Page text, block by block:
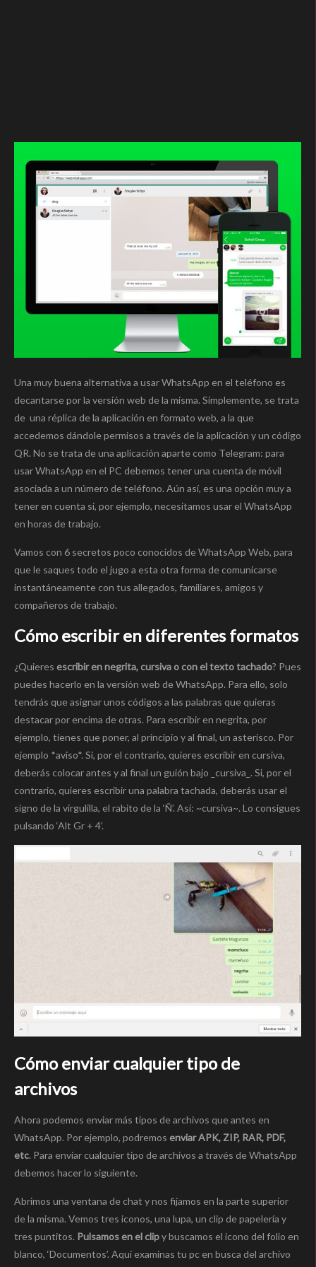
Una muy buena alternativa a usar WhatsApp en el teléfono es
decantarse por la versión web de la misma. Simplemente, se trata
de una réplica de la aplicación en formato web, a la que
accedemos dándole permisos a través de la aplicación y un código
QR. No se trata de una aplicación aparte como Telegram: para
usar WhatsApp en el PC debemos tener una cuenta de móvil
asociada a un número de teléfono. Aún así, es una opción muy a
tener en cuenta si, por ejemplo, necesitamos usar el WhatsApp
en horas de trabajo.
Vamos con 6 secretos poco conocidos de WhatsApp Web, para
que le saques todo el jugo a esta otra forma de comunicarse
instantáneamente con tus allegados, familiares, amigos y
compañeros de trabajo.
Cómo escribir en diferentes formatos
¿Quieres escribir en negrita, cursiva o con el texto tachado? Pues
puedes hacerlo en la versión web de WhatsApp. Para ello, solo
tendrás que asignar unos códigos a las palabras que quieras
destacar por encima de otras. Para escribir en negrita, por
ejemplo, tienes que poner, al principio y al final, un asterisco. Por
ejemplo *aviso*. Si, por el contrario, quieres escribir en cursiva,
deberás colocar antes y al final un guión bajo _cursiva_. Si, por el
contrario, quieres escribir una palabra tachada, deberás usar el
signo de la virgulilla, el rabito de la ‘Ñ’. Así: ~cursiva~. Lo consigues
pulsando ‘Alt Gr + 4’.
Cómo enviar cualquier tipo de
archivos
Ahora podemos enviar más tipos de archivos que antes en
WhatsApp. Por ejemplo, podremos enviar APK, ZIP, RAR, PDF,
etc. Para enviar cualquier tipo de archivos a través de WhatsApp
debemos hacer lo siguiente.
Abrimos una ventana de chat y nos fijamos en la parte superior
de la misma. Vemos tres iconos, una lupa, un clip de papelería y
tres puntitos. Pulsamos en el clipy buscamos el icono del folio en
blanco, ‘Documentos’. Aquí examinas tu pc en busca del archivo